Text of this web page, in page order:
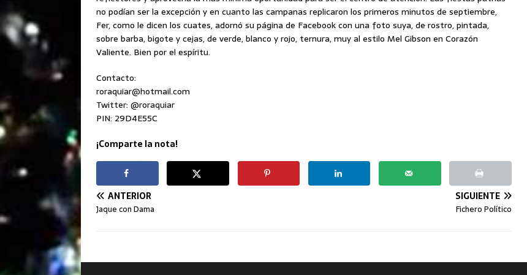
no podían ser la excepción y en cuanto las campanas replicaron los primeros minutos de septiembre,
Fer, como le dicen los cuates, adornó su página de Facebook con una foto suya, de rostro, pintada,
sobre barba, bigote y cejas, de verde, blanco y rojo, ternura, muy al estilo Mel Gibson en Corazón
Valiente. Bien por el espíritu.
Contacto:
roraquiar@hotmail.com
Twitter: @roraquiar
PIN: 29D4E55C
¡Comparte la nota!
ANTERIOR
Jaque con Dama
SIGUIENTE
Fichero Político